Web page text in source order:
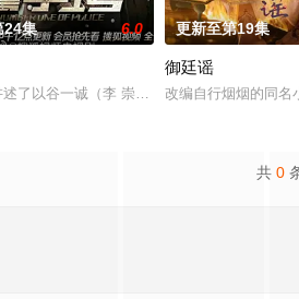
（曾舜晞 饰）强强联手，携手霍仙姑（陈瑶
24集 6.0
述了以谷一诚（李 崇霄饰演）为代表的冀北
更新至第19集
御廷谣
改编自行烟烟的同名
共 0